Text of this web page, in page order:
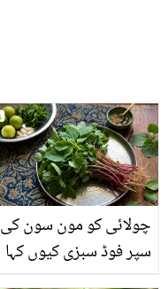
چولائی کو مون سون کی
سپر فوڈ سبزی کیوں کہا